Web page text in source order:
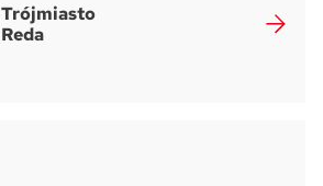
Trójmiasto
Reda